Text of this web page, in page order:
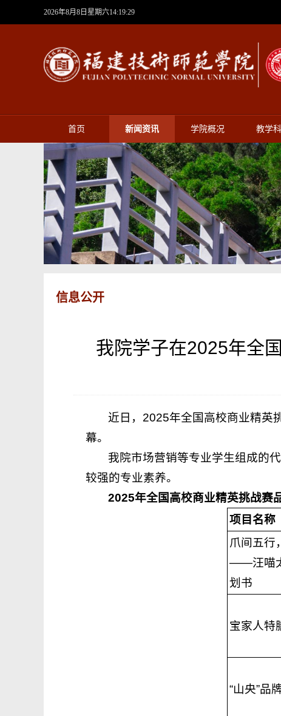
2026年8月8日星期六14:19:30
首页 新闻资讯 学院概况 教学
信息公开
我院学子在2025年全
近日，2025年全国高校商业精英
幕。
我院市场营销等专业学生组成的
较强的专业素养。
2025年全国高校商业精英挑战赛
项目名称
爪间五行
——汪喵
划书
宝家人特
“山央”品